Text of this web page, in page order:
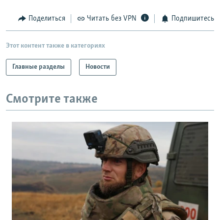
Все сайты РСЕ/РС
Поделиться Читать без VPN Подпишитесь
Этот контент также в категориях
Главные разделы Новости
Смотрите также